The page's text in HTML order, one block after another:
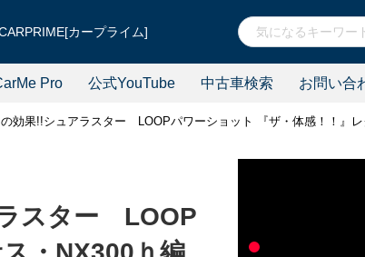
カープライム]
Pro 公式YouTube 中古車検索 お問い合
効果!!シュアラスター LOOPパワーショット 『ザ・体感！！』
スター LOOP